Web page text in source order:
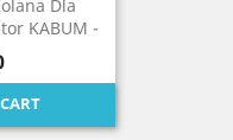
Dla
KABUM -